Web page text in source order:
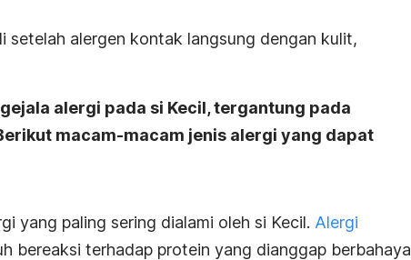
setelah alergen kontak langsung dengan kulit,
alergi pada si Kecil, tergantung pada
macam-macam jenis alergi yang dapat
yang paling sering dialami oleh si Kecil. Alergi
bereaksi terhadap protein yang dianggap berbahaya